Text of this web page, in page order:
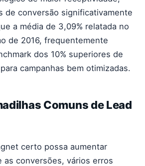
de conversão significativamente
a média de 3,09% relatada no
de 2016, frequentemente
dos 10% superiores de
campanhas bem otimizadas.
Comuns de Lead
certo possa aumentar
as conversões, vários erros